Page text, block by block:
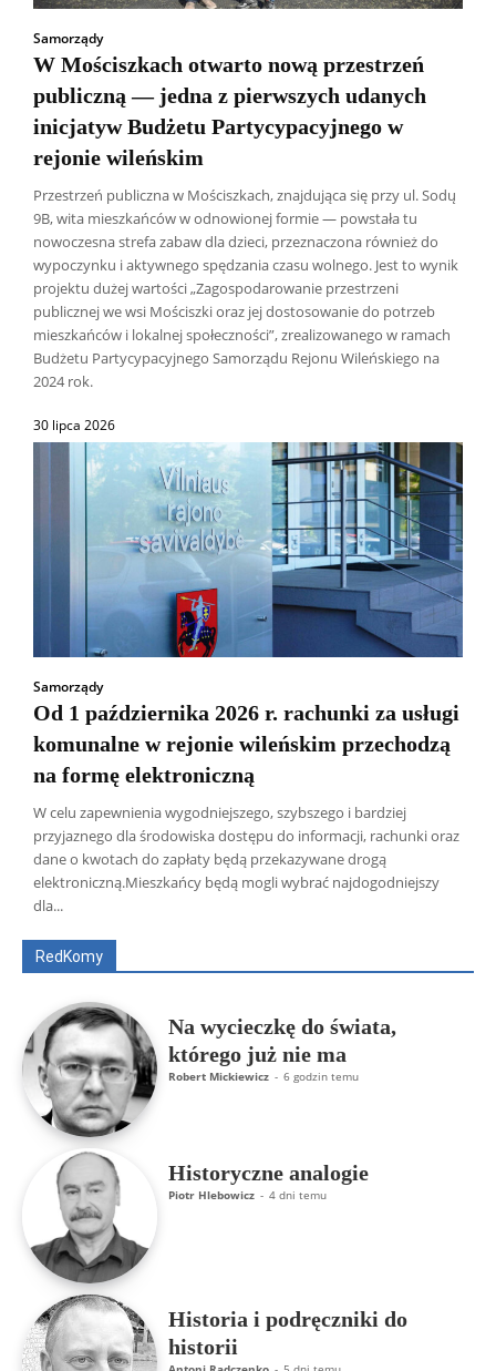
Samorządy
W Mościszkach otwarto nową przestrzeń
publiczną — jedna z pierwszych udanych
inicjatyw Budżetu Partycypacyjnego w
rejonie wileńskim
Przestrzeń publiczna w Mościszkach, znajdująca się przy ul. Sodų
9B, wita mieszkańców w odnowionej formie — powstała tu
nowoczesna strefa zabaw dla dzieci, przeznaczona również do
wypoczynku i aktywnego spędzania czasu wolnego. Jest to wynik
projektu dużej wartości „Zagospodarowanie przestrzeni
publicznej we wsi Mościszki oraz jej dostosowanie do potrzeb
mieszkańców i lokalnej społeczności”, zrealizowanego w ramach
Budżetu Partycypacyjnego Samorządu Rejonu Wileńskiego na
2024 rok.
30 lipca 2026
Samorządy
Od 1 października 2026 r. rachunki za usługi
komunalne w rejonie wileńskim przechodzą
na formę elektroniczną
W celu zapewnienia wygodniejszego, szybszego i bardziej
przyjaznego dla środowiska dostępu do informacji, rachunki oraz
dane o kwotach do zapłaty będą przekazywane drogą
elektroniczną.Mieszkańcy będą mogli wybrać najdogodniejszy
dla...
RedKomy
Wszyscy Aleksander Borowik
Antoni Radczenko
Artur Płokszto
Grzegorz Górny
Na wycieczkę do świata,
którego już nie ma
Robert Mickiewicz - 6 godzin temu
Historyczne analogie
Piotr Hlebowicz - 4 dni temu
Historia i podręczniki do
historii